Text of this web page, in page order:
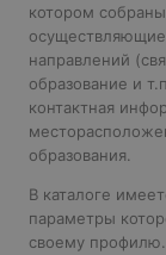
котором
осуществляющие
направлений
образование и
контактная
образования.
В каталоге
параметры
своему профилю.